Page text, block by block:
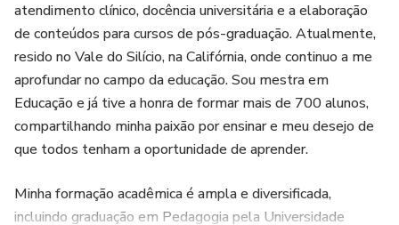
atendimento clínico, docência universitária e a elaboração
de conteúdos para cursos de pós-graduação. Atualmente,
resido no Vale do Silício, na Califórnia, onde continuo a me
aprofundar no campo da educação. Sou mestra em
Educação e já tive a honra de formar mais de 700 alunos,
compartilhando minha paixão por ensinar e meu desejo de
que todos tenham a oportunidade de aprender.
Minha formação acadêmica é ampla e diversificada,
incluindo graduação em Pedagogia pela Universidade